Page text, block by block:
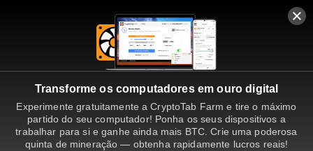
Transforme os computadores em ouro digital
Experimente gratuitamente a CryptoTab Farm e tire o máximo
partido do seu computador! Ponha os seus dispositivos a
trabalhar para si e ganhe ainda mais BTC. Crie uma poderosa
quinta de mineração — obtenha rapidamente lucros reais!